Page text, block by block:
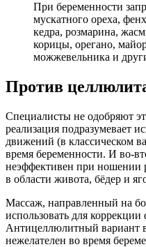
При беременности
мускатного ореха,
кедра, розмарина,
корицы, орегано,
можжевельника и
Против
Специалисты не одобряют
реализация подразумевает
движений (в классическом
время беременности. И во-
неэффективен при ношении
в области живота, бёдер и
Массаж, направленный на
использовать для
Антицеллюлитный вариант
нежелателен во время